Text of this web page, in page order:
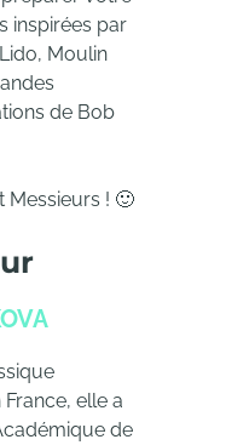
inspirées par
Moulin
de Bob
Messieurs ! 🙂
elle a
de